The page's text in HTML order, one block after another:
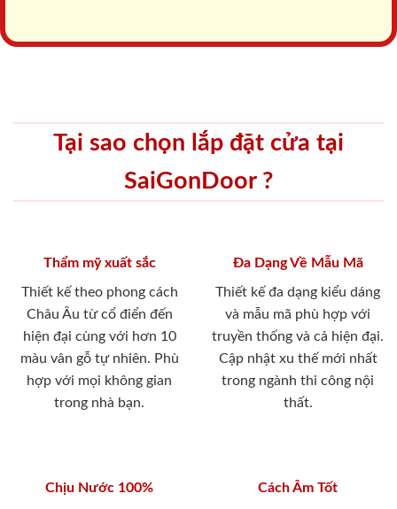
Tại sao chọn lắp đặt cửa tại
SaiGonDoor ?
Thẩm mỹ xuất sắc
Thiết kế theo phong cách
Châu Âu từ cổ điển đến
hiện đại cùng với hơn 10
màu vân gỗ tự nhiên. Phù
hợp với mọi không gian
trong nhà bạn.
Đa Dạng Về Mẫu Mã
Thiết kế đa dạng kiểu dáng
và mẫu mã phù hợp với
truyền thống và cả hiện đại.
Cập nhật xu thế mới nhất
trong ngành thi công nội
thất.
Chịu Nước 100% Cách Âm Tốt